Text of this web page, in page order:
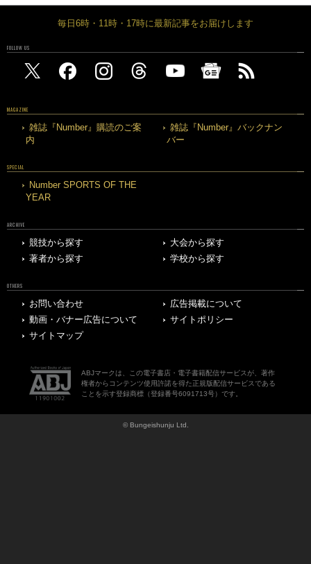
毎日6時・11時・17時に最新記事をお届けします
FOLLOW US
MAGAZINE
雑誌『Number』購読のご案
内
雑誌『Number』バックナン
バー
SPECIAL
Number SPORTS OF THE
YEAR
ARCHIVE
競技から探す
大会から探す
著者から探す
学校から探す
OTHERS
お問い合わせ
広告掲載について
動画・バナー広告について
サイトポリシー
サイトマップ
ABJマークは、この電子書店・電子書籍配信サービスが、著作
権者からコンテンツ使用許諾を得た正規版配信サービスである
ことを示す登録商標（登録番号6091713号）です。
© Bungeishunju Ltd.